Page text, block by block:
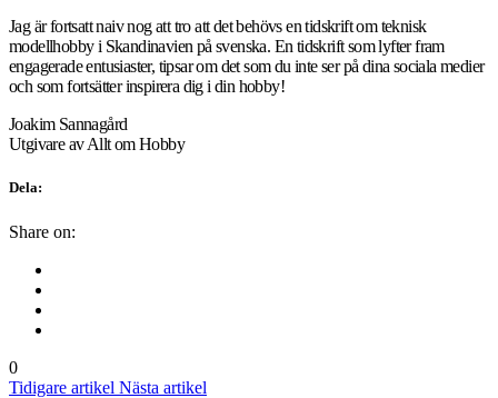
Jag är fortsatt naiv nog att tro att det behövs en tidskrift om teknisk
modellhobby i Skandinavien på svenska. En tidskrift som lyfter fram
engagerade entusiaster, tipsar om det som du inte ser på dina sociala medier
och som fortsätter inspirera dig i din hobby!
Joakim Sannagård
Utgivare av Allt om Hobby
Dela:
Share on:
0
Tidigare artikel Nästa artikel